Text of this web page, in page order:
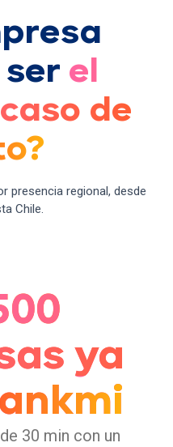
el
de
presencia regional, desde
Chile.
ya
30 min con un